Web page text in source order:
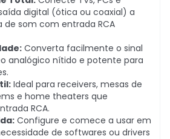
digital (ótica ou coaxial) a
de som com entrada RCA
Converta facilmente o sinal
analógico nítido e potente para
Ideal para receivers, mesas de
e home theaters que
RCA.
Configure e comece a usar em
de softwares ou drivers